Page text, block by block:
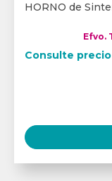
HORNO de
Efvo.
Consulte precio